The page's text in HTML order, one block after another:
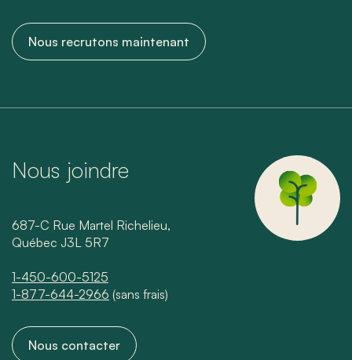
Nous recrutons maintenant
Nous joindre
687-C Rue Martel Richelieu,
Québec J3L 5R7
1-450-600-5125
1-877-644-2966 (sans frais)
Nous contacter